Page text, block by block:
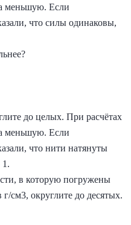
меньшую. Если
что силы одинаковы,
до целых. При расчётах
меньшую. Если
что нити натянуты
1.
в которую погружены
см3, округлите до десятых.